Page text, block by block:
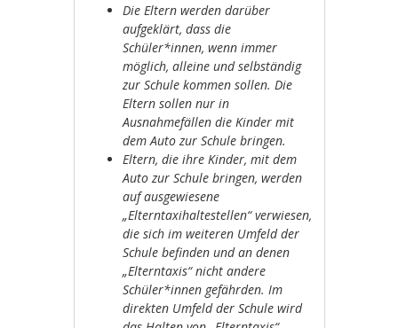
Die Eltern werden darüber
aufgeklärt, dass die
Schüler*innen, wenn immer
möglich, alleine und selbständig
zur Schule kommen sollen. Die
Eltern sollen nur in
Ausnahmefällen die Kinder mit
dem Auto zur Schule bringen.
Eltern, die ihre Kinder, mit dem
Auto zur Schule bringen, werden
auf ausgewiesene
„Elterntaxihaltestellen“ verwiesen,
die sich im weiteren Umfeld der
Schule befinden und an denen
„Elterntaxis“ nicht andere
Schüler*innen gefährden. Im
direkten Umfeld der Schule wird